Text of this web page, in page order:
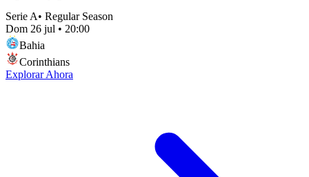
Serie A• Regular Season
Dom 26 jul • 20:00
Bahia
Corinthians
Explorar Ahora